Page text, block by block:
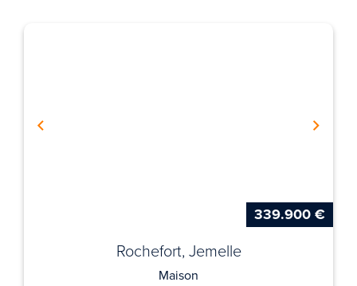
339.900 €
Rochefort, Jemelle
Maison